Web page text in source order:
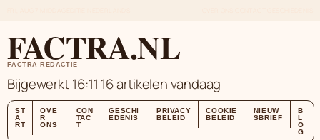
FACTRA.NL
FACTRA REDACTIE
Bijgewerkt 16:11 16 artikelen vandaag
ST
A
RT
OVE
R
ONS
CON
TAC
T
GESCHI
EDENIS
PRIVACY
BELEID
COOKIE
BELEID
NIEUW
SBRIEF
B
L
O
G